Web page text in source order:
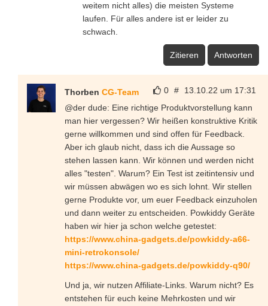
weitem nicht alles) die meisten Systeme
laufen. Für alles andere ist er leider zu
schwach.
Zitieren Antworten
0 # 13.10.22 um 17:31
Thorben CG-Team
@der dude: Eine richtige Produktvorstellung kann
man hier vergessen? Wir heißen konstruktive Kritik
gerne willkommen und sind offen für Feedback.
Aber ich glaub nicht, dass ich die Aussage so
stehen lassen kann. Wir können und werden nicht
alles "testen". Warum? Ein Test ist zeitintensiv und
wir müssen abwägen wo es sich lohnt. Wir stellen
gerne Produkte vor, um euer Feedback einzuholen
und dann weiter zu entscheiden. Powkiddy Geräte
haben wir hier ja schon welche getestet:
https://www.china-gadgets.de/powkiddy-a66-
mini-retrokonsole/
https://www.china-gadgets.de/powkiddy-q90/
Und ja, wir nutzen Affiliate-Links. Warum nicht? Es
entstehen für euch keine Mehrkosten und wir